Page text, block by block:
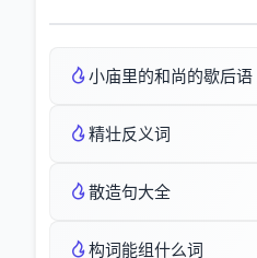
小庙里的和尚的歇后语
精壮反义词
散造句大全
构词能组什么词